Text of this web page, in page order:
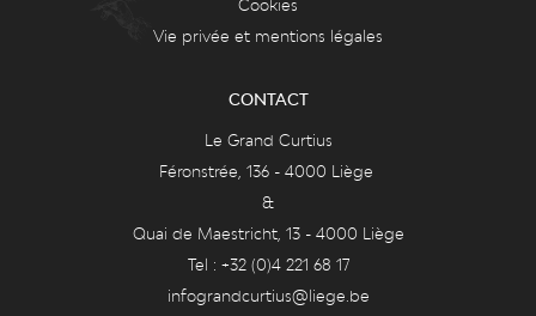
Cookies
Vie privée et mentions légales
CONTACT
Le Grand Curtius
Féronstrée, 136 - 4000 Liège
&
Quai de Maestricht, 13 - 4000 Liège
Tel : +32 (0)4 221 68 17
infograndcurtius@liege.be